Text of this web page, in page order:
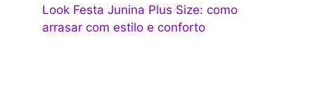
Look Festa Junina Plus Size: como
arrasar com estilo e conforto